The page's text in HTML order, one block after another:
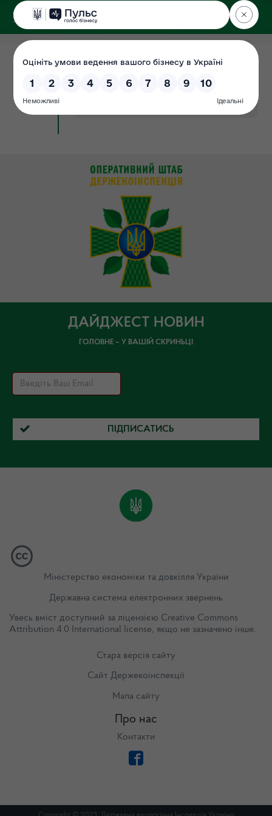
ДЕРЖЕКОІНСПЕКЦІЯ
у Хмельницькій області
12.11.2024
Документ
субєктів господарювання за 2022 рік
ДАЙДЖЕСТ НОВИН
ГОЛОВНЕ – У ВАШІЙ СКРИНЬЦІ
ПІДПИСАТИСЬ
Міністерство економіки та довкілля України
Державна система електронних звернень
Увесь вміст доступний за ліцензією Creative Commons
Attribution 4.0 International license, якщо не зазначено інше.
Стара версія сайту
Сайт Держекоінспекції
Мапа сайту
Про нас
Контакти